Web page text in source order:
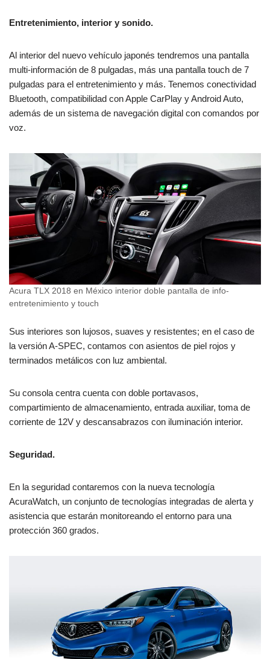
Entretenimiento, interior y sonido.
Al interior del nuevo vehículo japonés tendremos una pantalla
multi-información de 8 pulgadas, más una pantalla touch de 7
pulgadas para el entretenimiento y más. Tenemos conectividad
Bluetooth, compatibilidad con Apple CarPlay y Android Auto,
además de un sistema de navegación digital con comandos por
voz.
Acura TLX 2018 en México interior doble pantalla de info-
entretenimiento y touch
Sus interiores son lujosos, suaves y resistentes; en el caso de
la versión A-SPEC, contamos con asientos de piel rojos y
terminados metálicos con luz ambiental.
Su consola centra cuenta con doble portavasos,
compartimiento de almacenamiento, entrada auxiliar, toma de
corriente de 12V y descansabrazos con iluminación interior.
Seguridad.
En la seguridad contaremos con la nueva tecnología
AcuraWatch, un conjunto de tecnologías integradas de alerta y
asistencia que estarán monitoreando el entorno para una
protección 360 grados.